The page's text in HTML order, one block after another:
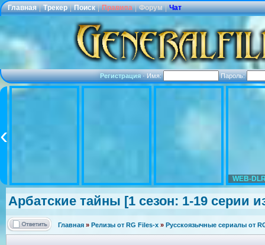
Главная | Трекер | Поиск | Правила | Форум | Чат
Регистрация·Имя: Пароль:
WEB-
Арбатские тайны [1 сезон: 1-19 серии
Главная » Релизы от RG Files-x » Русскоязычные сериалы от